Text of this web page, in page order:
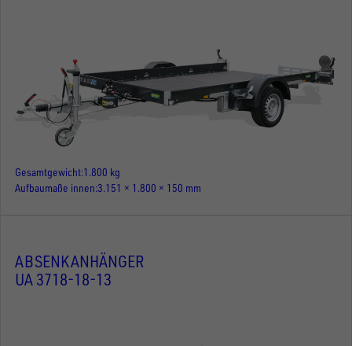
Gesamtgewicht 1.800 kg
Aufbaumaße innen 3.151 × 1.800 × 150 mm
ABSENKANHÄNGER
UA 3718-18-13